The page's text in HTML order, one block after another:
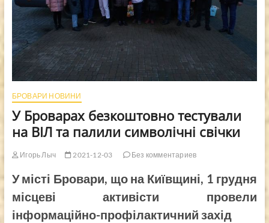
БРОВАРИ НОВИНИ
У Броварах безкоштовно тестували
на ВІЛ та палили символічні свічки
Игорь Лыч 2021-12-03 Без комментариев
У місті Бровари, що на Київщині, 1 грудня
місцеві активісти провели
інформаційно-профілактичний захід